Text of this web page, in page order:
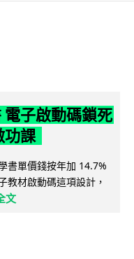
子啟動碼鎖死
功課
書單價錢按年加 14.7%
教材啟動碼這項設計，
文